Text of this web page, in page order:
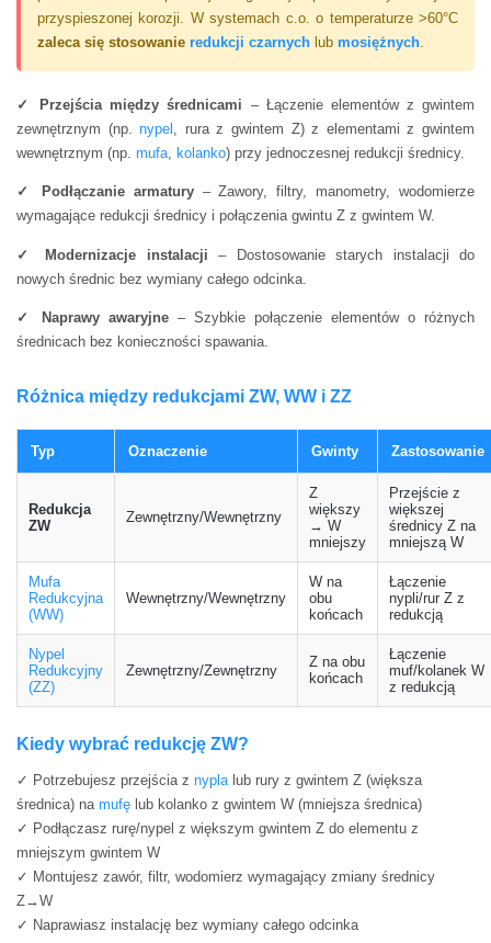
przyspieszonej korozji. W systemach c.o. o temperaturze >60°C
zaleca się stosowanie redukcji czarnych lub mosiężnych
✓ Przejścia między średnicami – Łączenie elementów z gwintem
zewnętrznym (np.nypel
, rura z gwintem Z) z elementami z gwintem
wewnętrznym (np. mufa kolanko) przy jednoczesnej redukcji średnicy.
✓ Podłączanie armatury– Zawory, filtry, manometry, wodomierze
wymagające redukcji średnicy i połączenia gwintu Z z gwintem W.
✓ Modernizacje instalacji – Dostosowanie starych instalacji do
nowych średnic bez wymiany całego odcinka.
✓ Naprawy awaryjne – Szybkie połączenie elementów o różnych
średnicach bez konieczności spawania.
Różnica między redukcjami ZW, WW i ZZ
Typ Oznaczenie Gwinty Zastosowanie
Redukcja
ZW
Zewnętrzny/Wewnętrzny
Z
większy
→ W
mniejszy
Przejście z
większej
średnicy Z na
mniejszą W
Mufa
Redukcyjna
(WW)
Wewnętrzny/Wewnętrzny
W na
obu
końcach
Łączenie
nypli/rur Z z
redukcją
Nypel
Redukcyjny
(ZZ)
Zewnętrzny/Zewnętrzny
Z na obu
końcach
Łączenie
muf/kolanek W
z redukcją
Kiedy wybrać redukcję ZW?
✓ Potrzebujesz przejścia z nyplalub rury z gwintem Z (większa
średnica) na mufę lub kolanko z gwintem W (mniejsza średnica)
✓ Podłączasz rurę/nypel z większym gwintem Z do elementu z
mniejszym gwintem W
✓ Montujesz zawór, filtr, wodomierz wymagający zmiany średnicy
Z→W
✓ Naprawiasz instalację bez wymiany całego odcinka